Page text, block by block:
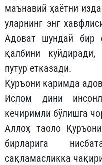
маънавий ҳаётни
уларнинг энг
Адоват шундай бир
қалбини куйдиради,
путур етказади.
​Қуръони каримда
​Ислом дини
кечиримли бўлишга
Аллоҳ таоло
бирларига
сақламасликка